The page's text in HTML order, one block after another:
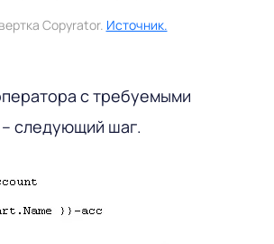
Copyrator. Источник.
с требуемыми
следующий шаг.